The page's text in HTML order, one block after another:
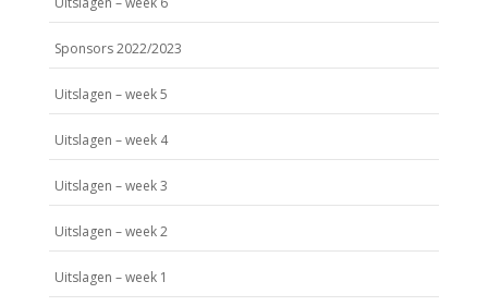
Sponsors 2022/2023
Uitslagen – week 5
Uitslagen – week 4
Uitslagen – week 3
Uitslagen – week 2
Uitslagen – week 1